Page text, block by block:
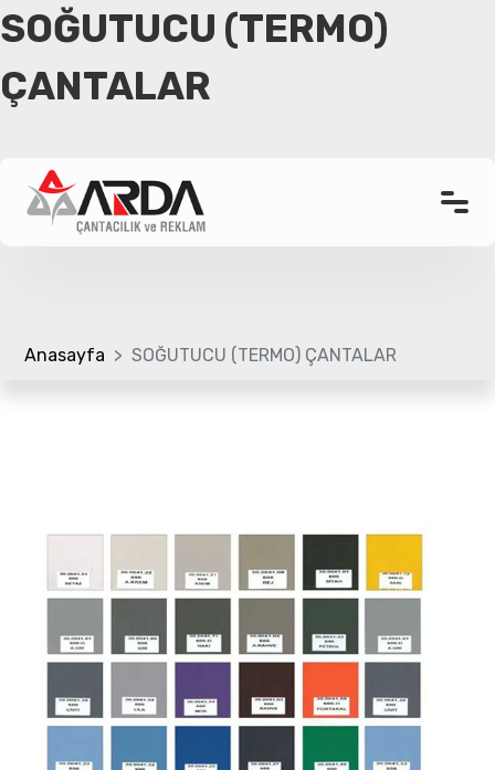
Kurumsal
Referanslar
SOĞUTUCU (TERMO)
ÇANTALAR
Anasayfa SOĞUTUCU (TERMO) ÇANTALAR